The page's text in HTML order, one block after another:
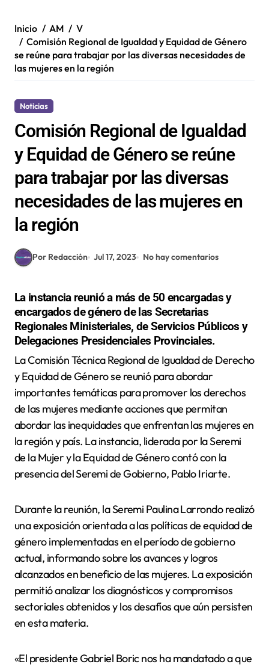
Inicio AM
V
Comisión Regional de Igualdad y Equidad de Género
se reúne para trabajar por las diversas necesidades de
las mujeres en la región
Noticias
Comisión Regional de Igualdad
y Equidad de Género se reúne
para trabajar por las diversas
necesidades de las mujeres en
la región
Por Redacción Jul 17, 2023 No hay comentarios
La instancia reunió a más de 50 encargadas y
encargados de género de las Secretarias
Regionales Ministeriales, de Servicios Públicos y
Delegaciones Presidenciales Provinciales.
La Comisión Técnica Regional de Igualdad de Derecho
y Equidad de Género se reunió para abordar
importantes temáticas para promover los derechos
de las mujeres mediante acciones que permitan
abordar las inequidades que enfrentan las mujeres en
la región y país. La instancia, liderada por la Seremi
de la Mujer y la Equidad de Género contó con la
presencia del Seremi de Gobierno, Pablo Iriarte.
Durante la reunión, la Seremi Paulina Larrondo realizó
una exposición orientada a las políticas de equidad de
género implementadas en el período de gobierno
actual, informando sobre los avances y logros
alcanzados en beneficio de las mujeres. La exposición
permitió analizar los diagnósticos y compromisos
sectoriales obtenidos y los desafíos que aún persisten
en esta materia.
«El presidente Gabriel Boric nos ha mandatado a que